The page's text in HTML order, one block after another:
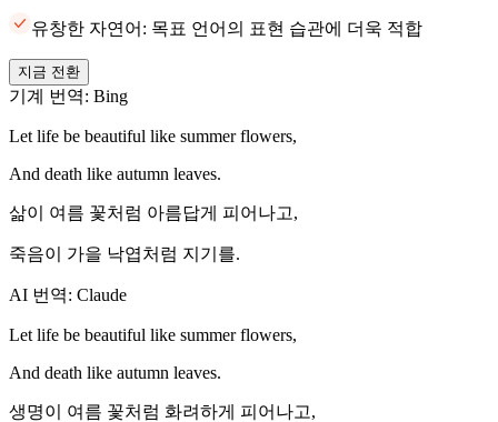
유창한 자연어: 목표 언어의 표현 습관에 더욱 적합
지금 전환
기계 번역: Bing
Let life be beautiful like summer flowers,
And death like autumn leaves.
삶이 여름 꽃처럼 아름답게 피어나고,
죽음이 가을 낙엽처럼 지기를.
AI 번역: Claude
Let life be beautiful like summer flowers,
And death like autumn leaves.
생명이 여름 꽃처럼 화려하게 피어나고,